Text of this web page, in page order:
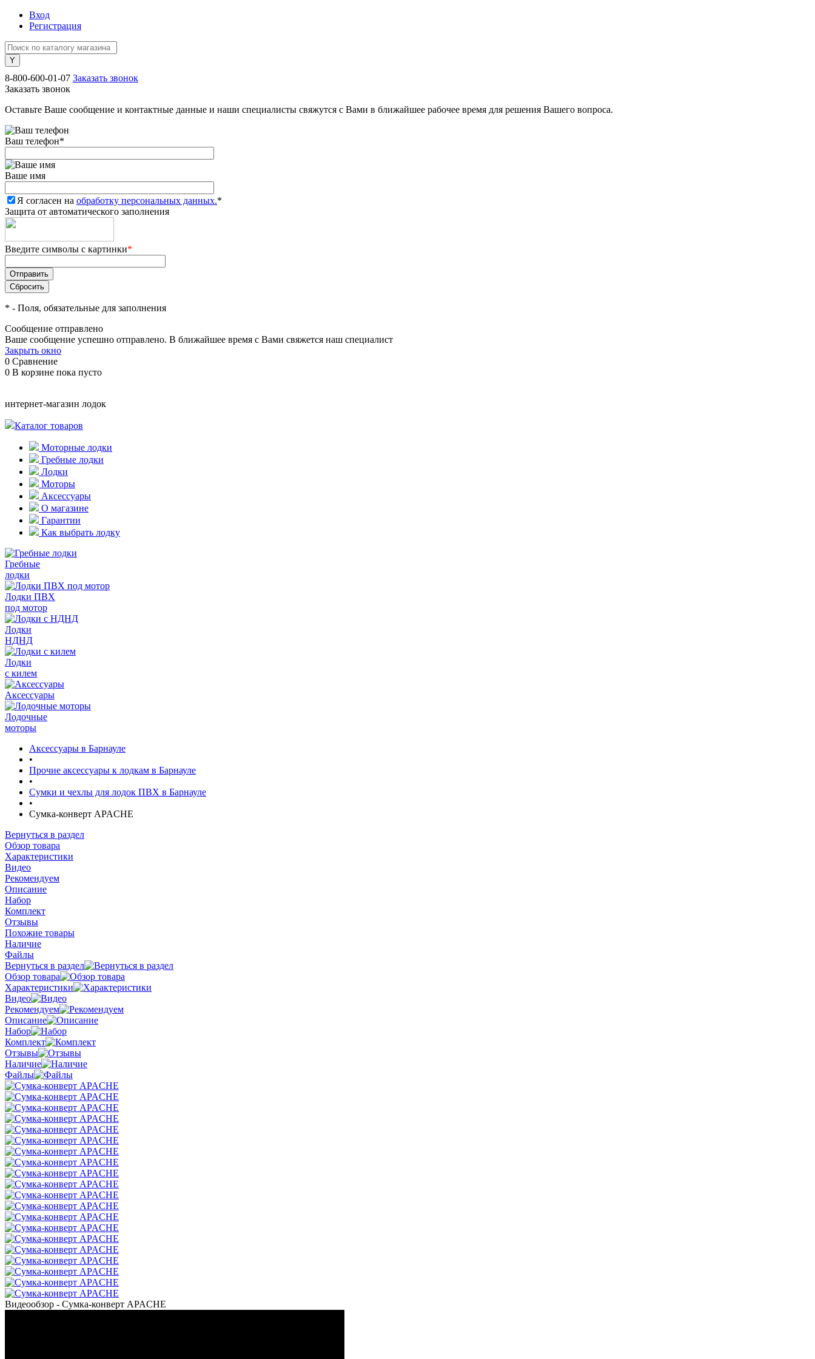
Вход
Регистрация
8-800-600-01-07 Заказать звонок
Заказать звонок
Оставьте Ваше сообщение и контактные данные и наши специалисты свяжутся с Вами в ближайшее рабочее время для решения Вашего вопроса.
Ваш телефон*
Ваше имя
Я согласен на обработку персональных данных.*
Защита от автоматического заполнения
Введите символы с картинки*
* - Поля, обязательные для заполнения
Сообщение отправлено
Ваше сообщение успешно отправлено. В ближайшее время с Вами свяжется наш специалист
Закрыть окно
0 Сравнение
0 В корзине пока пусто
интернет-магазин лодок
Каталог товаров
Моторные лодки
Гребные лодки
Лодки
Моторы
Аксессуары
О магазине
Гарантии
Как выбрать лодку
Гребные
лодки
Лодки ПВХ
под мотор
Лодки
НДНД
Лодки
с килем
Аксессуары
Лодочные
моторы
Аксессуары в Барнауле
•
Прочие аксессуары к лодкам в Барнауле
•
Сумки и чехлы для лодок ПВХ в Барнауле
•
Сумка-конверт APACHE
Вернуться в раздел
Обзор товара
Характеристики
Видео
Рекомендуем
Описание
Набор
Комплект
Отзывы
Похожие товары
Наличие
Файлы
Вернуться в раздел
Обзор товара
Характеристики
Видео
Рекомендуем
Описание
Набор
Комплект
Отзывы
Наличие
Файлы
Видеообзор - Сумка-конверт APACHE